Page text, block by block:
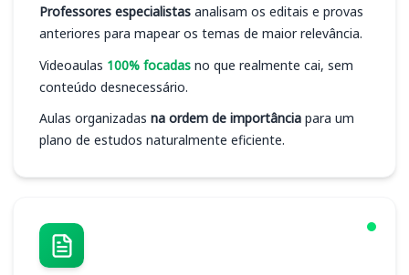
Professores especialistas analisam os editais e provas
anteriores para mapear os temas de maior relevância.
Videoaulas 100% focadas no que realmente cai, sem
conteúdo desnecessário.
Aulas organizadas na ordem de importância para um
plano de estudos naturalmente eficiente.